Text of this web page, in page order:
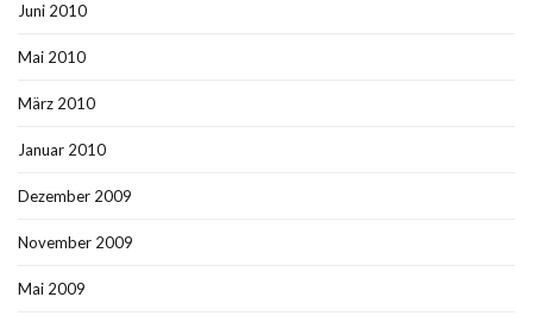
Juni 2010
Mai 2010
März 2010
Januar 2010
Dezember 2009
November 2009
Mai 2009